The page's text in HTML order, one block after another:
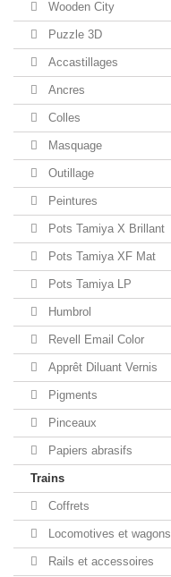
Wooden City
Puzzle 3D
Accastillages
Ancres
Colles
Masquage
Outillage
Peintures
Pots Tamiya X Brillant
Pots Tamiya XF Mat
Pots Tamiya LP
Humbrol
Revell Email Color
Apprêt Diluant Vernis
Pigments
Pinceaux
Papiers abrasifs
Trains
Coffrets
Locomotives et wagons
Rails et accessoires